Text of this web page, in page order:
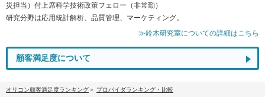
災担当）付上席科学技術政策フェロー（非常勤）
研究分野は応用統計解析、品質管理、マーケティング。
≫鈴木研究室についての詳細はこちら
顧客満足度について
オリコン顧客満足度ランキング
プロバイダランキング・比較